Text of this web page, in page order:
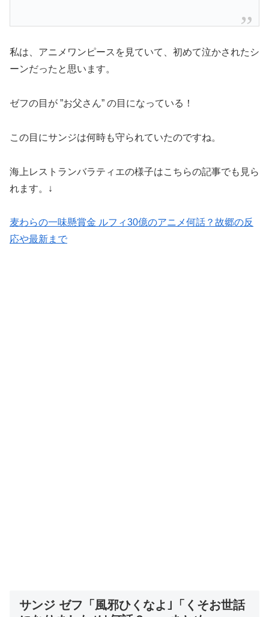
私は、アニメワンピースを見ていて、初めて泣かされたシ
ーンだったと思います。
ゼフの目が ”お父さん” の目になっている！
この目にサンジは何時も守られていたのですね。
海上レストランバラティエの様子はこちらの記事でも見ら
れます。↓
麦わらの一味懸賞金 ルフィ30億のアニメ何話？故郷の反
応や最新まで
サンジ ゼフ「風邪ひくなよ｣「くそお世話